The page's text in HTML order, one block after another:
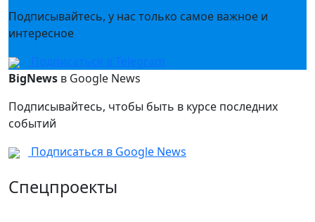
Подписывайтесь, у нас только самое важное и
интересное
Подписаться в Telegram
BigNews в Google News
Подписывайтесь, чтобы быть в курсе последних
событий
Подписаться в Google News
Спецпроекты